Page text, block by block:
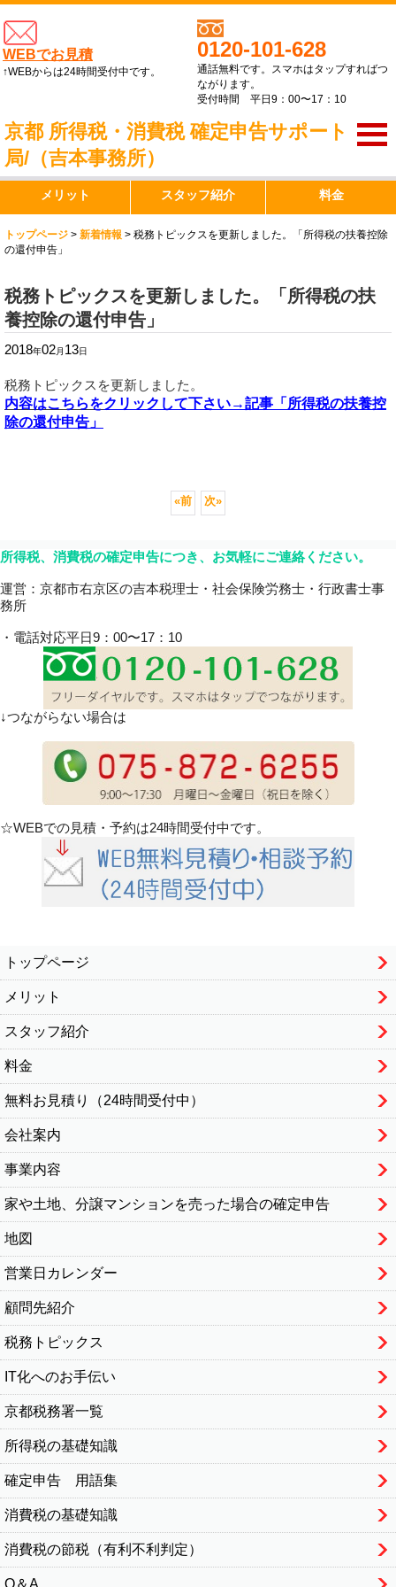
WEBでお見積
↑WEBからは24時間受付中です。
0120-101-628
通話無料です。スマホはタップすればつ
ながります。
受付時間 平日9：00〜17：10
京都 所得税・消費税 確定申告サポート
局/（吉本事務所）
メリット スタッフ紹介 料金
トップページ > 新着情報 > 税務トピックスを更新しました。「所得税の扶養控除
の還付申告」
税務トピックスを更新しました。「所得税の扶
養控除の還付申告」
2018年02月 13日
税務トピックスを更新しました。
内容はこちらをクリックして下さい→記事「所得税の扶養控
除の還付申告」
«前 次»
所得税、消費税の確定申告につき、お気軽にご連絡ください。
運営：京都市右京区の吉本税理士・社会保険労務士・行政書士事
務所
・電話対応平日9：00〜17：10
↓つながらない場合は
☆WEBでの見積・予約は24時間受付中です。
トップページ
メリット
スタッフ紹介
料金
無料お見積り（24時間受付中）
会社案内
事業内容
家や土地、分譲マンションを売った場合の確定申告
地図
営業日カレンダー
顧問先紹介
税務トピックス
IT化へのお手伝い
京都税務署一覧
所得税の基礎知識
確定申告 用語集
消費税の基礎知識
消費税の節税（有利不利判定）